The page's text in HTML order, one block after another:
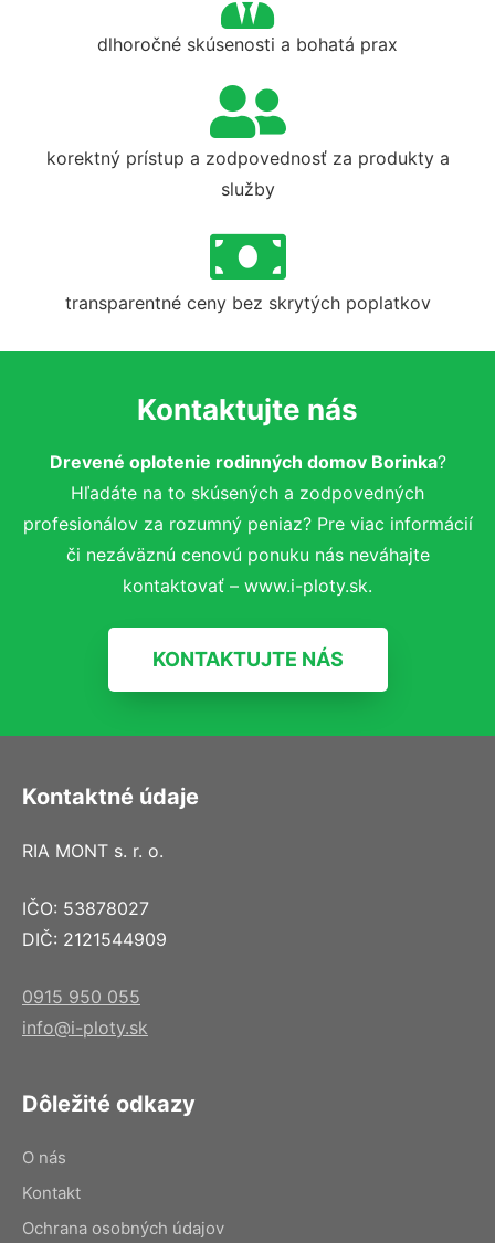
dlhoročné skúsenosti a bohatá prax
korektný prístup a zodpovednosť za produkty a
služby
transparentné ceny bez skrytých poplatkov
Kontaktujte nás
Drevené oplotenie rodinných domov Borinka?
Hľadáte na to skúsených a zodpovedných
profesionálov za rozumný peniaz? Pre viac informácií
či nezáväznú cenovú ponuku nás neváhajte
kontaktovať – www.i-ploty.sk.
KONTAKTUJTE NÁS
Kontaktné údaje
RIA MONT s. r. o.
IČO: 53878027
DIČ: 2121544909
0915 950 055
info@i-ploty.sk
Dôležité odkazy
O nás
Kontakt
Ochrana osobných údajov